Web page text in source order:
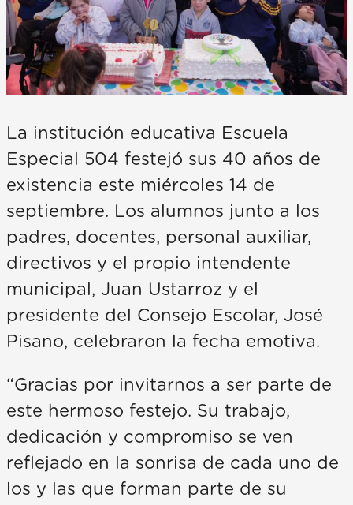
La institución educativa Escuela
Especial 504 festejó sus 40 años de
existencia este miércoles 14 de
septiembre. Los alumnos junto a los
padres, docentes, personal auxiliar,
directivos y el propio intendente
municipal, Juan Ustarroz y el
presidente del Consejo Escolar, José
Pisano, celebraron la fecha emotiva.
“Gracias por invitarnos a ser parte de
este hermoso festejo. Su trabajo,
dedicación y compromiso se ven
reflejado en la sonrisa de cada uno de
los y las que forman parte de su